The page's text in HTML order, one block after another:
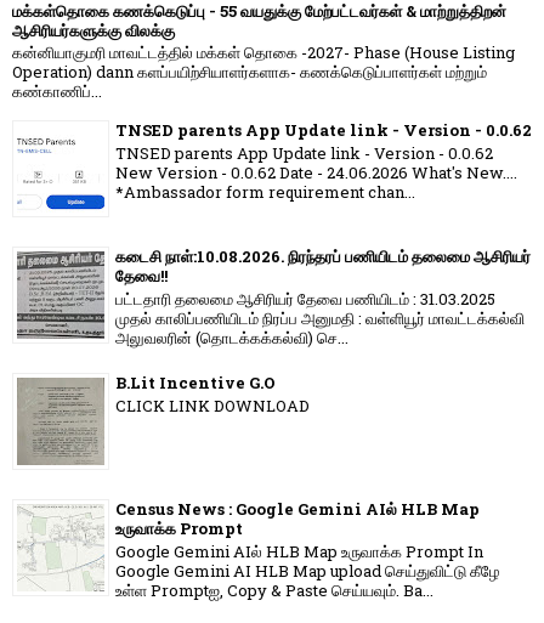
மக்கள்தொகை கணக்கெடுப்பு - 55 வயதுக்கு மேற்பட்டவர்கள் & மாற்றுத்திறன்
ஆசிரியர்களுக்கு விலக்கு
கன்னியாகுமரி மாவட்டத்தில் மக்கள் தொகை -2027- Phase (House Listing
Operation) dann களப்பயிற்சியாளர்களாக- கணக்கெடுப்பாளர்கள் மற்றும்
கண்காணிப்...
TNSED parents App Update link - Version - 0.0.62
TNSED parents App Update link - Version - 0.0.62
New Version - 0.0.62 Date - 24.06.2026 What's New....
*Ambassador form requirement chan...
கடைசி நாள்:10.08.2026. நிரந்தரப் பணியிடம் தலைமை ஆசிரியர்
தேவை!!
பட்டதாரி தலைமை ஆசிரியர் தேவை பணியிடம் : 31.03.2025
முதல் காலிப்பணியிடம் நிரப்ப அனுமதி : வள்ளியூர் மாவட்டக்கல்வி
அலுவலரின் (தொடக்கக்கல்வி) செ...
B.Lit Incentive G.O
CLICK LINK DOWNLOAD
Census News : Google Gemini AIல் HLB Map
உருவாக்க Prompt
Google Gemini AIல் HLB Map உருவாக்க Prompt In
Google Gemini AI HLB Map upload செய்துவிட்டு கீழே
உள்ள Promptஐ, Copy & Paste செய்யவும். Ba...